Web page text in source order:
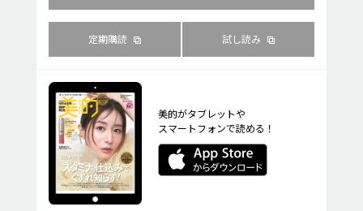
定期購読 試し読み
美的がタブレットや
スマートフォンで読める！